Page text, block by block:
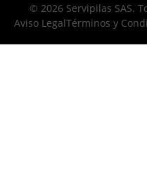
© 2026 Servipilas SAS.
Aviso LegalTérminos y